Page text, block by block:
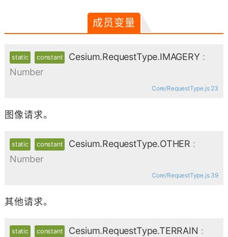
成员变量
static constant Cesium.RequestType.IMAGERY:
Number
Core/RequestType.js 23
图像请求。
static constant Cesium.RequestType.OTHER :
Number
Core/RequestType.js 39
其他请求。
static constant Cesium.RequestType.TERRAIN :